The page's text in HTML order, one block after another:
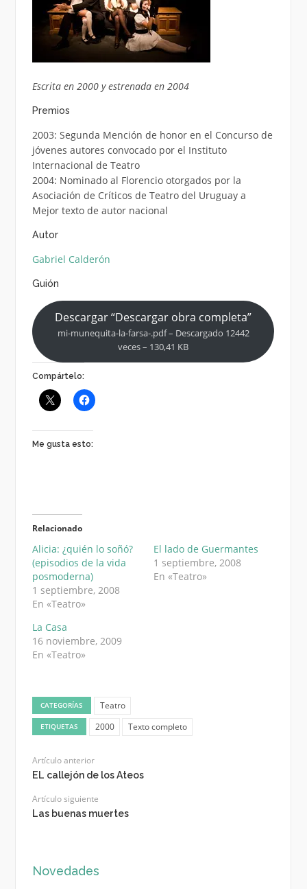
Escrita en 2000 y estrenada en 2004
Premios
2003: Segunda Mención de honor en el Concurso de
jóvenes autores convocado por el Instituto
Internacional de Teatro
2004: Nominado al Florencio otorgados por la
Asociación de Críticos de Teatro del Uruguay a
Mejor texto de autor nacional
Autor
Gabriel Calderón
Guión
Descargar “Descargar obra completa”
mi-munequita-la-farsa-.pdf – Descargado 12442
veces – 130,41 KB
Compártelo:
Me gusta esto:
Relacionado
Alicia: ¿quién lo soñó?
(episodios de la vida
posmoderna)
1 septiembre, 2008
En «Teatro»
El lado de Guermantes
1 septiembre, 2008
En «Teatro»
La Casa
16 noviembre, 2009
En «Teatro»
CATEGORÍAS Teatro
ETIQUETAS 2000 Texto completo
Artículo anterior
EL callejón de los Ateos
Artículo siguiente
Las buenas muertes
Novedades